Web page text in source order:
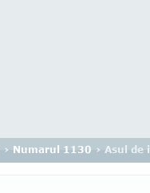
› Numarul 1130 › Asul de